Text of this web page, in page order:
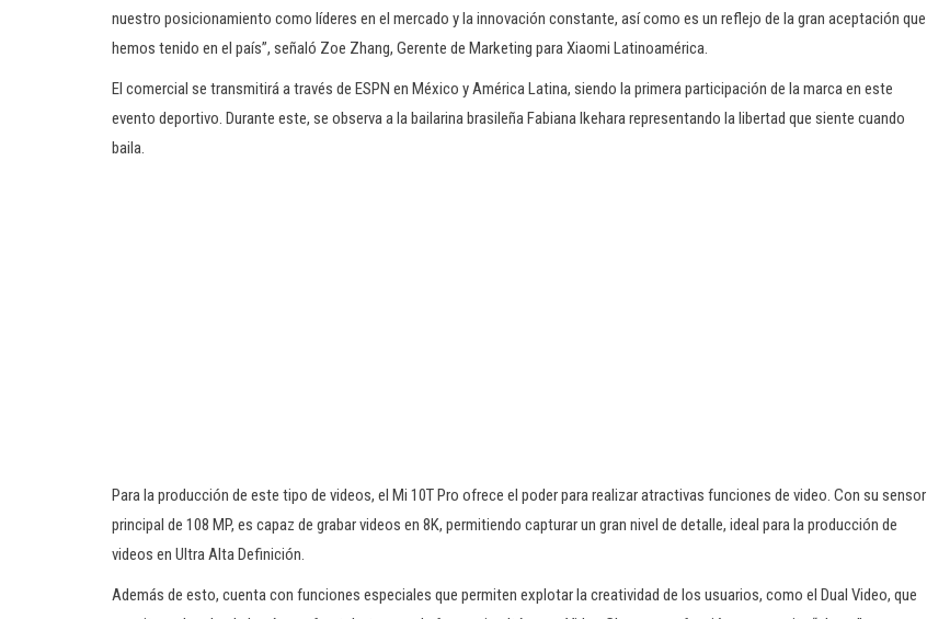
nuestro posicionamiento como líderes en el mercado y la innovación constante, así como es un reflejo de la gran aceptación que
hemos tenido en el país”, señaló Zoe Zhang, Gerente de Marketing para Xiaomi Latinoamérica.
El comercial se transmitirá a través de ESPN en México y América Latina, siendo la primera participación de la marca en este
evento deportivo. Durante este, se observa a la bailarina brasileña Fabiana Ikehara representando la libertad que siente cuando
baila.
Para la producción de este tipo de videos, el Mi 10T Pro ofrece el poder para realizar atractivas funciones de video. Con su sensor
principal de 108 MP, es capaz de grabar videos en 8K, permitiendo capturar un gran nivel de detalle, ideal para la producción de
videos en Ultra Alta Definición.
Además de esto, cuenta con funciones especiales que permiten explotar la creatividad de los usuarios, como el Dual Video, que